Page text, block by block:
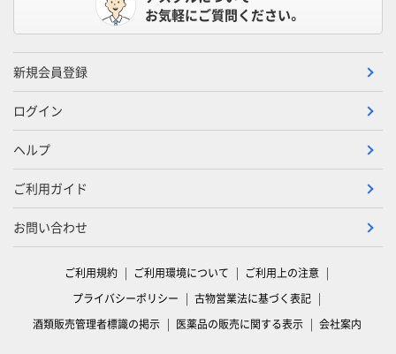
お気軽にご質問ください。
新規会員登録
ログイン
ヘルプ
ご利用ガイド
お問い合わせ
ご利用規約 ご利用環境について
ご利用上の注意
プライバシーポリシー
古物営業法に基づく表記
酒類販売管理者標識の掲示
医薬品の販売に関する表示 会社案内